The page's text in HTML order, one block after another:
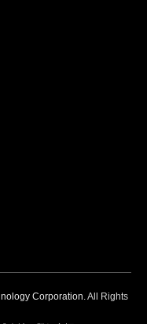
Corporation. All Rights